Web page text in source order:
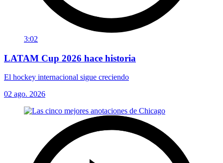
3:02
LATAM Cup 2026 hace historia
El hockey internacional sigue creciendo
02 ago. 2026